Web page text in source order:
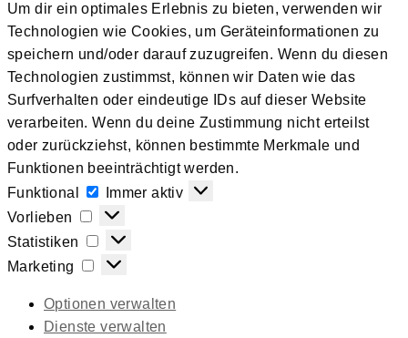
Um dir ein optimales Erlebnis zu bieten, verwenden wir
Technologien wie Cookies, um Geräteinformationen zu
speichern und/oder darauf zuzugreifen. Wenn du diesen
Technologien zustimmst, können wir Daten wie das
Surfverhalten oder eindeutige IDs auf dieser Website
verarbeiten. Wenn du deine Zustimmung nicht erteilst
oder zurückziehst, können bestimmte Merkmale und
Funktionen beeinträchtigt werden.
Funktional
Funktional
Immer aktiv
Vorlieben
Vorlieben
Statistiken
Statistiken
Marketing
Marketing
Optionen verwalten
Dienste verwalten